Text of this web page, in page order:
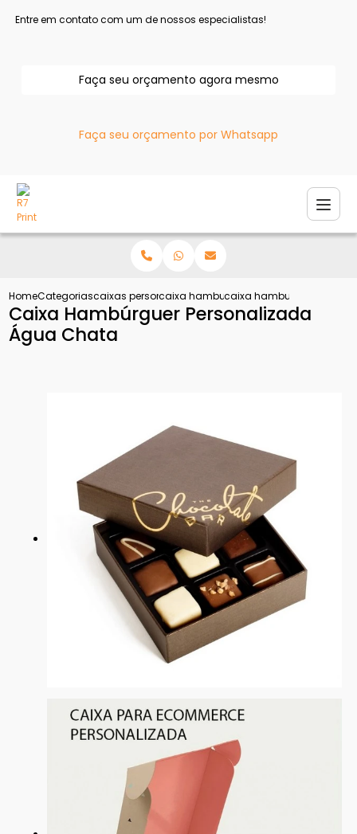
Entre em contato com um de nossos especialistas!
Faça seu orçamento agora mesmo
Faça seu orçamento por Whatsapp
HomeCategoriascaixas personalizadascaixa hamburguer personalizada
caixa hamburguer
Caixa Hambúrguer Personalizada
Água Chata